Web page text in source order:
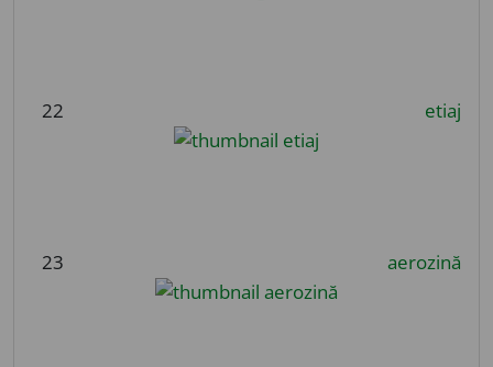
22 etiaj
23 aerozină